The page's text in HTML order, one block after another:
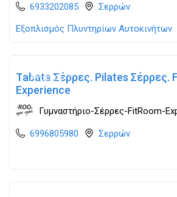
6933202085
Σερρών
Εξοπλισμός Πλυντηρίων Αυτοκινήτων
Ανοιχτά
Tabata Σέρρες. Pilates Σέρρες.
Experience
Γυμναστήριο-Σέρρες-FitRoom-
6996805980 Σερρών